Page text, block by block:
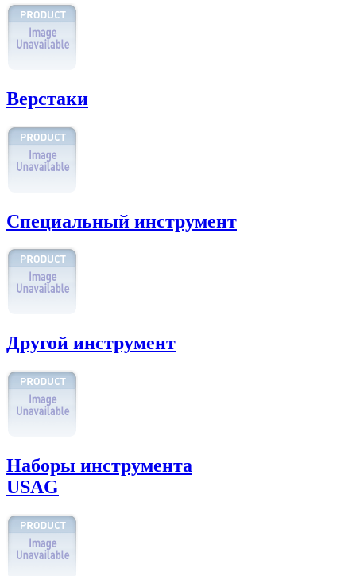
Верстаки
Специальный инструмент
Другой инструмент
Наборы инструмента
USAG